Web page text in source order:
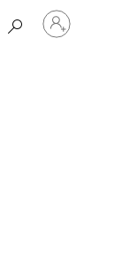
Войдите
учетную